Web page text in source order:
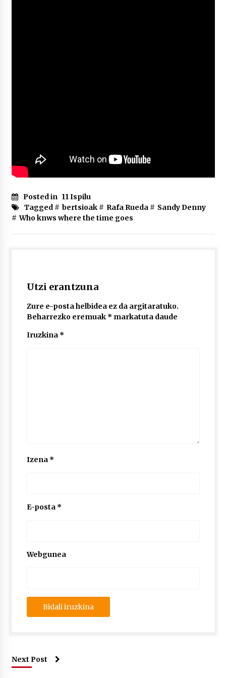
Posted in 11 Ispilu
Tagged # bertsioak# Rafa Rueda# Sandy Denny
# Who knws where the time goes
Utzi erantzuna
Zure e-posta helbidea ez da argitaratuko.
Beharrezko eremuak * markatuta daude
Iruzkina *
Izena *
E-posta *
Webgunea
Next Post